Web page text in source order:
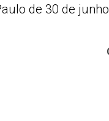
de 30 de